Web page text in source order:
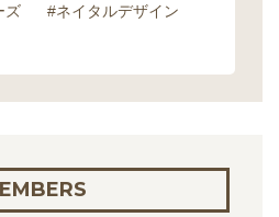
ズ
#ネイタルデザイン